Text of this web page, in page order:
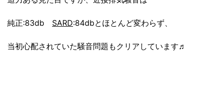
純正:83db SARD:84dbとほとんど変わらず、
当初心配されていた騒音問題もクリアしています♬